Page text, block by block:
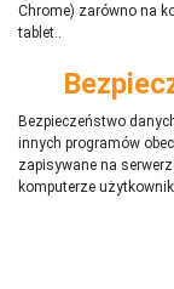
Chrome) zarówno na
tablet..
Bezpieczeństwo
innych programów
zapisywane na
komputerze